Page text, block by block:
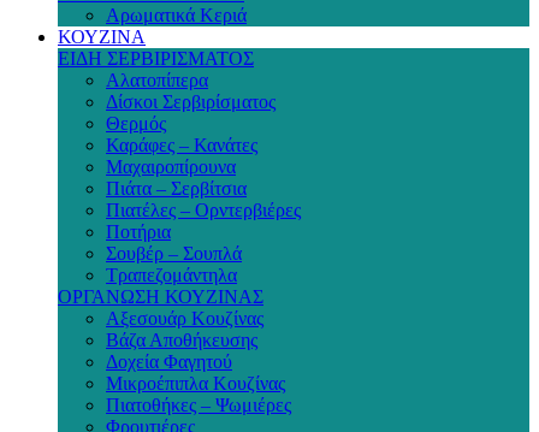
Αρωματικά Κεριά
ΚΟΥΖΙΝΑ
ΕΙΔΗ ΣΕΡΒΙΡΙΣΜΑΤΟΣ
Αλατοπίπερα
Δίσκοι Σερβιρίσματος
Θερμός
Καράφες – Κανάτες
Μαχαιροπίρουνα
Πιάτα – Σερβίτσια
Πιατέλες – Ορντερβιέρες
Ποτήρια
Σουβέρ – Σουπλά
Τραπεζομάντηλα
ΟΡΓΑΝΩΣΗ ΚΟΥΖΙΝΑΣ
Αξεσουάρ Κουζίνας
Βάζα Αποθήκευσης
Δοχεία Φαγητού
Μικροέπιπλα Κουζίνας
Πιατοθήκες – Ψωμιέρες
Φρουτιέρες